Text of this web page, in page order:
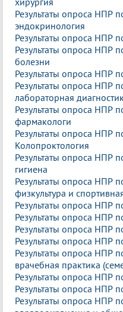
Результаты опроса НПР
эндокринология
Результаты опроса НПР
Результаты опроса
болезни
Результаты опроса НПР
Результаты опроса НПР
лабораторная
Результаты опроса НПР
фармакологи
Результаты опроса НПР
Колопроктология
Результаты опроса НПР
гигиена
Результаты опроса НПР
физкультура и
Результаты опроса НПР
Результаты опроса НПР
Результаты опроса НПР
Результаты опроса НПР
Результаты опроса НПР
врачебная практика
Результаты опроса НПР
Результаты опроса НПР
Результаты опроса НПР